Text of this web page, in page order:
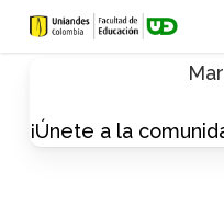
Skip
¡Únete a la